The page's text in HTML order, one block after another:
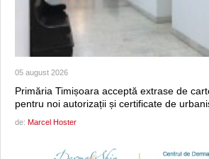
05 august 2026
Primăria Timișoara acceptă extrase de
pentru noi autorizații și certificate de
de: Marcel Hoster